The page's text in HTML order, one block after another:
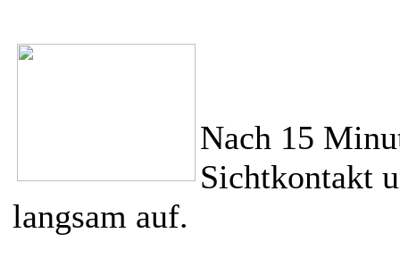
Nach 15
Sichtkontakt
langsam auf.